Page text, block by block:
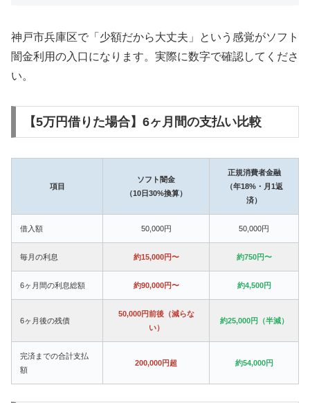
神戸市兵庫区で「少額だから大丈夫」という感覚がソフト
闇金利用の入口になります。実際に数字で確認してくださ
い。
【5万円借りた場合】6ヶ月間の支払い比較
項目
ソフト闇金
（10日30%換算）
正規消費者金融
（年18%・月1返
済）
借入額 50,000円 50,000円
毎月の利息 約15,000円〜 約750円〜
6ヶ月間の利息総額 約90,000円〜 約4,500円
6ヶ月後の残債
50,000円前後（減らな
い）
約25,000円（半減）
完済までの合計支払
額
200,000円超 約54,000円